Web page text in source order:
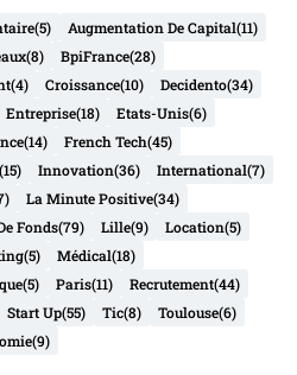
(5) Augmentation De Capital(11)
(8) BpiFrance(28)
(4) Croissance(10) Decidento(34)
Entreprise(18) Etats-Unis(6)
(14) French Tech(45)
(15) Innovation(36) International(7)
La Minute Positive(34)
Fonds(79) Lille(9) Location(5)
(5) Médical(18)
(5) Paris(11) Recrutement(44)
Start Up(55) Tic(8) Toulouse(6)
(9)